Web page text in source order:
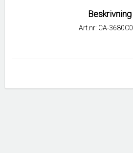
Beskrivning
Art.nr: CA-